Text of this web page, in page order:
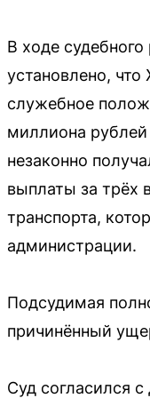
В ходе судебного
установлено,
служебное
миллиона
незаконно
выплаты за трёх
транспорта,
администрации.
Подсудимая
причинённый
Суд согласился